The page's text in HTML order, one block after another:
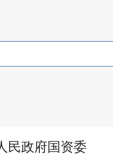
民政府国资委